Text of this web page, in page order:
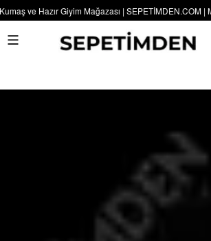
ve Hazır Giyim Mağazası | SEPETİMDEN.COM |